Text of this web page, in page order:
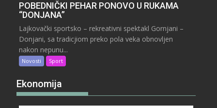
POBEDNIČKI PEHAR PONOVO U RUKAMA
“DONJANA”
Lajkovački sportsko – rekreativni spektakl Gornjani –
Donjani, sa tradicjiom preko pola veka obnovljen
nakon nepunu...
Novosti Sport
Ekonomija